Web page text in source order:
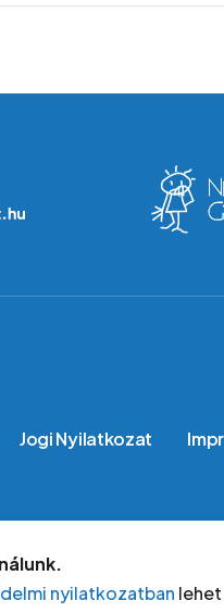
Jogi Nyilatkozat
nyilatkozatban